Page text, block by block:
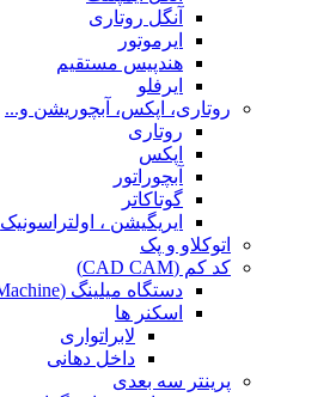
آنگل روتاری
ایرموتور
هندپیس مستقیم
ایرفلو
روتاری، اپکس، آبچوریشن و...
روتاری
اپکس
آبچوراتور
گوتاکاتر
ایریگیشن ، اولتراسونیک
اتوکلاو و پک
کد کم (CAD CAM)
دستگاه میلینگ (Milling Machine)
اسکنر ها
لابراتواری
داخل دهانی
پرینتر سه بعدی